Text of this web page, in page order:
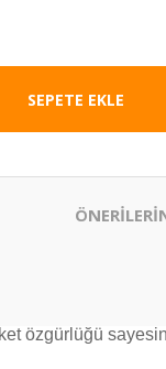
SEPETE EKLE
özgürlüğü